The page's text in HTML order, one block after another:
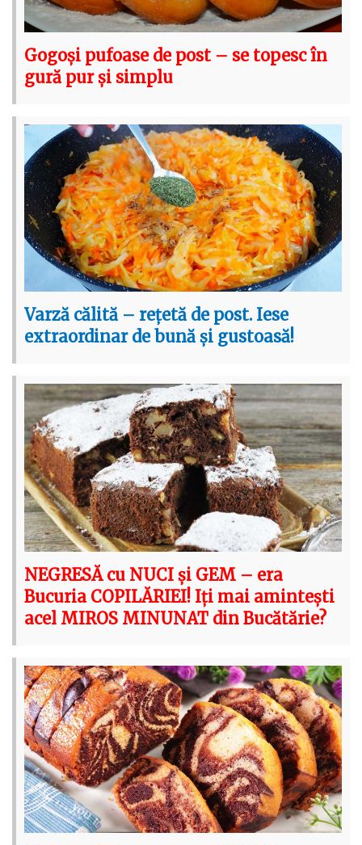
Gogoși pufoase de post – se topesc în
gură pur și simplu
Varză călită – rețetă de post. Iese
extraordinar de bună și gustoasă!
NEGRESĂ cu NUCI și GEM – era
Bucuria COPILĂRIEI! Iți mai amintești
acel MIROS MINUNAT din Bucătărie?